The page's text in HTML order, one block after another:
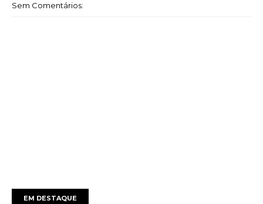
Sem Comentários:
EM DESTAQUE